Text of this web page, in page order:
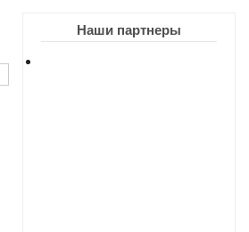
Наши партнеры